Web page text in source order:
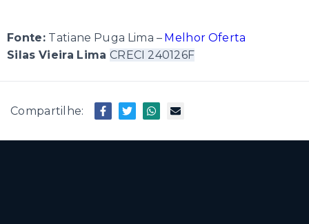
Fonte: Tatiane Puga Lima – Melhor Oferta
Silas Vieira LimaCRECI 240126F
Compartilhe: